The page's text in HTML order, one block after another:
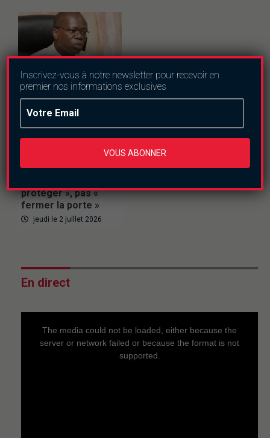
Burkina Faso
Études à l’étranger :
le gouvernement
protéger », pas «
fermer la porte »
jeudi le 2 juillet 2026
En direct
The media could not be loaded, either because the
server or network failed or because the format is not
supported.
Inscrivez-vous à notre newsletter pour recevoir en
premier nos informations exclusives
VOUS ABONNER